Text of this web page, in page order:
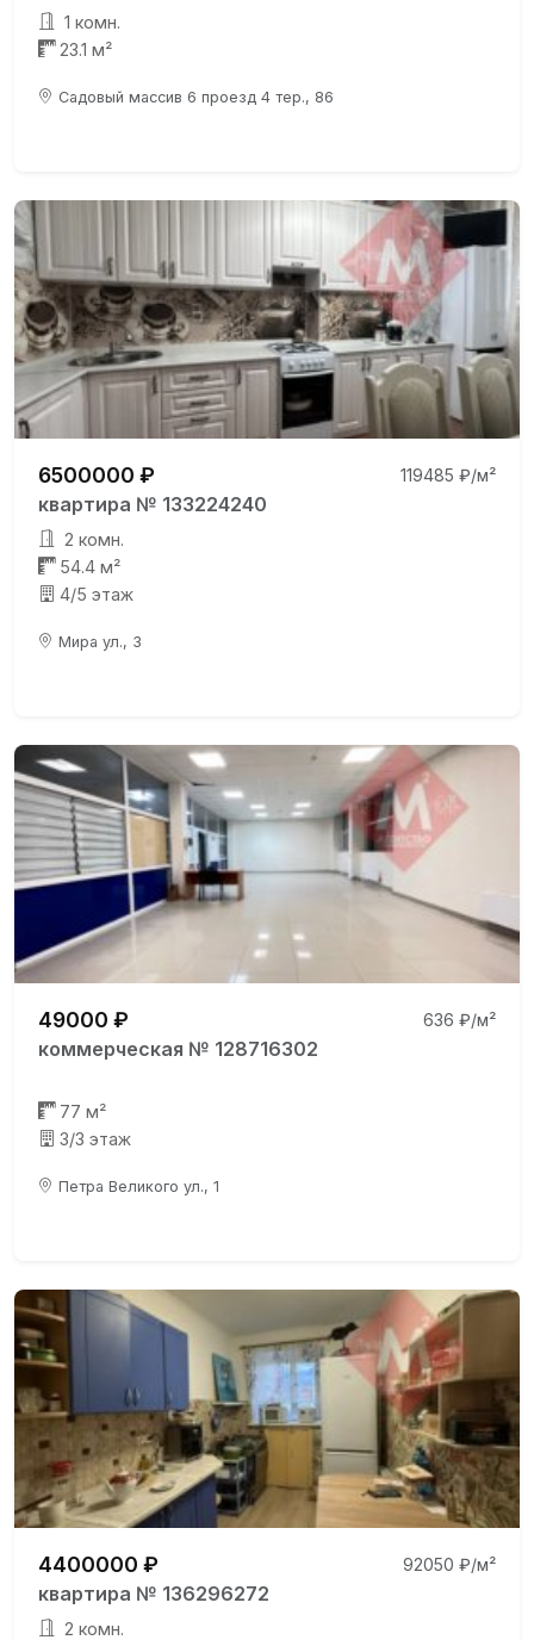
1 комн.
23.1 м²
Садовый массив 6 проезд 4 тер., 86
6500000 ₽ 119485 ₽/м²
квартира № 133224240
2 комн.
54.4 м²
4/5 этаж
Мира ул., 3
49000 ₽ 636 ₽/м²
коммерческая № 128716302
77 м²
3/3 этаж
Петра Великого ул., 1
4400000 ₽ 92050 ₽/м²
квартира № 136296272
2 комн.